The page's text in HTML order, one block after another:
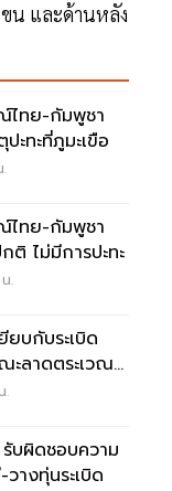
น และด้านหลัง
ไทย-กัมพูชา
ะทะที่ภูมะเขือ
ไทย-กัมพูชา
ไม่มีการปะทะ
.
บกับระเบิด
ะลาดตระเวณ
.
บผิดชอบความ
างทุ่นระเบิด